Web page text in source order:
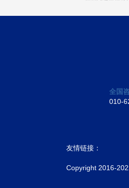
全国
010-
友情链接：
Copyright 2016-